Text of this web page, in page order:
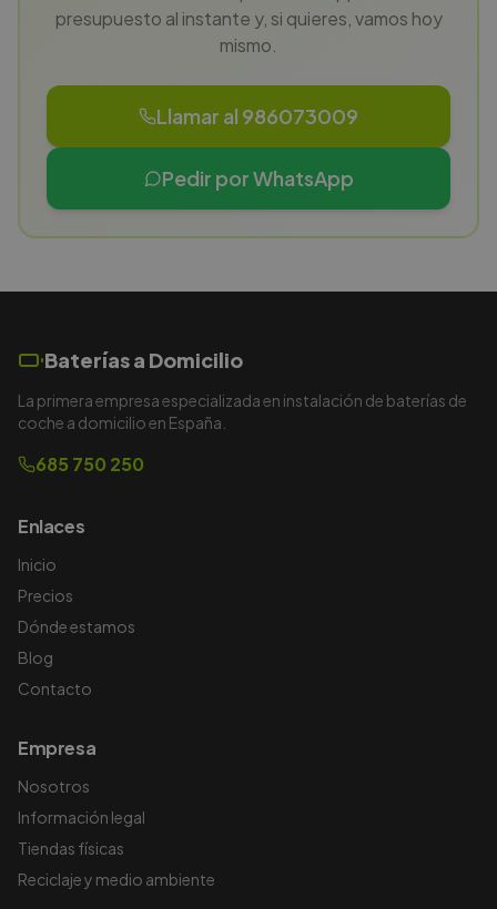
presupuesto al instante y, si quieres, vamos hoy
mismo.
Llamar al 986073009
Pedir por WhatsApp
Baterías a Domicilio
La primera empresa especializada en instalación de baterías de
coche a domicilio en España.
685 750 250
Enlaces
Inicio
Precios
Dónde estamos
Blog
Contacto
Empresa
Nosotros
Información legal
Tiendas físicas
Reciclaje y medio ambiente